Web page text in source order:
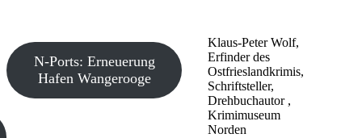
Klaus-Peter Wolf,
Erfinder des
Ostfrieslandkrimis,
Schriftsteller,
Drehbuchautor ,
Krimimuseum
Norden
N-Ports: Erneuerung
Hafen Wangerooge